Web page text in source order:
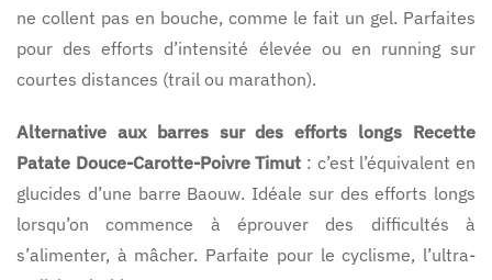
ne collent pas en bouche, comme le fait un gel. Parfaites
pour des efforts d’intensité élevée ou en running sur
courtes distances (trail ou marathon).
Alternative aux barres sur des efforts longs Recette
Patate Douce-Carotte-Poivre Timut : c’est l’équivalent en
glucides d’une barre Baouw. Idéale sur des efforts longs
lorsqu’on commence à éprouver des difficultés à
s’alimenter, à mâcher. Parfaite pour le cyclisme, l’ultra-